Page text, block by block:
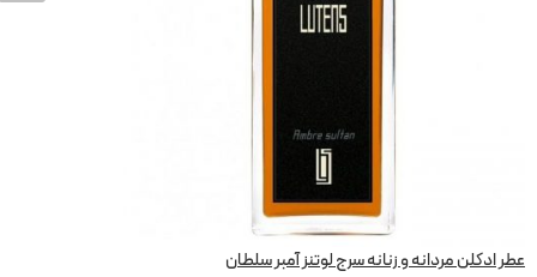
عطر ادکلن مردانه و زنانه سرج لوتنز آمبر سلطان